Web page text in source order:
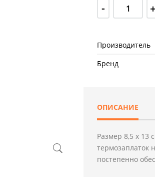
- +
Производитель
Бренд
ОПИСАНИЕ
Размер 8,5 х 13
термозаплаток
постепенно